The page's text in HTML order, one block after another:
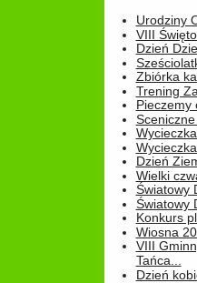
Urodziny
VIII
Dzień
Zbiórka
Trening
Pieczemy
Dzień
Wielki
Światowy
Światowy
Konkurs
Wiosna
VIII
Tańca...
Dzień